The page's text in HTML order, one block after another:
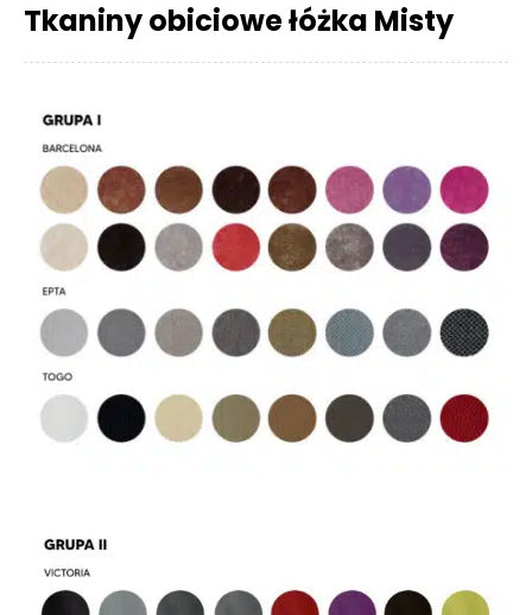
Tkaniny obiciowe łóżka Misty